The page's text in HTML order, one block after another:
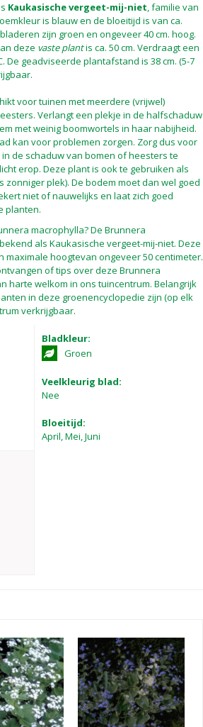
Kaukasische vergeet-mij-niet, familie van
is blauw en de bloeitijd is van ca.
zijn groen en ongeveer 40 cm. hoog.
deze vaste plantis ca. 50 cm. Verdraagt een
De geadviseerde plantafstand is 38 cm. (5-7
voor tuinen met meerdere (vrijwel)
Verlangt een plekje in de halfschaduw
met weinig boomwortels in haar nabijheid.
kan voor problemen zorgen. Zorg dus voor
de schaduw van bomen of heesters te
erop. Deze plant is ook te gebruiken als
plek). De bodem moet dan wel goed
niet of nauwelijks en laat zich goed
planten.
macrophylla? De Brunnera
als Kaukasische vergeet-mij-niet. Deze
maximale hoogtevan ongeveer 50 centimeter.
of tips over deze Brunnera
harte welkom in ons tuincentrum. Belangrijk
in deze groenencyclopedie zijn (op elk
verkrijgbaar.
Bladkleur:
Groen
Veelkleurig blad:
Nee
Bloeitijd:
April, Mei, Juni